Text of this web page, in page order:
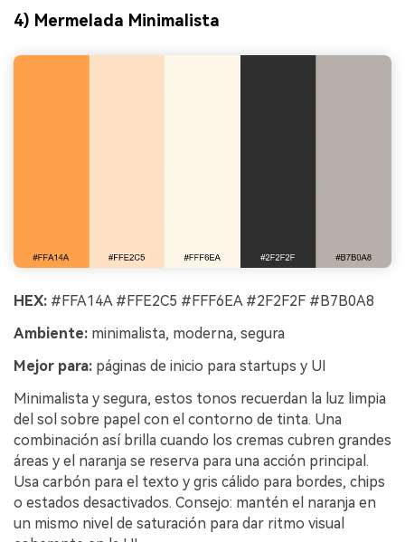
4) Mermelada Minimalista
HEX: #FFA14A #FFE2C5 #FFF6EA #2F2F2F #B7B0A8
Ambiente: minimalista, moderna, segura
Mejor para: páginas de inicio para startups y UI
Minimalista y segura, estos tonos recuerdan la luz limpia
del sol sobre papel con el contorno de tinta. Una
combinación así brilla cuando los cremas cubren grandes
áreas y el naranja se reserva para una acción principal.
Usa carbón para el texto y gris cálido para bordes, chips
o estados desactivados. Consejo: mantén el naranja en
un mismo nivel de saturación para dar ritmo visual